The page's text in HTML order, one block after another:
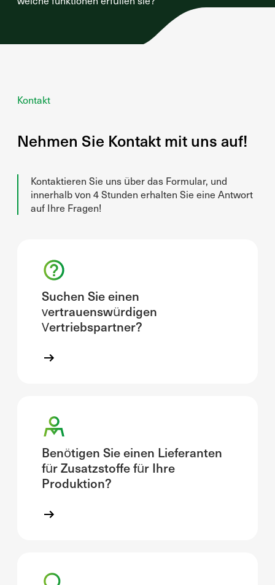
Kontakt
Nehmen Sie Kontakt mit uns auf!
Kontaktieren Sie uns über das Formular, und
innerhalb von 4 Stunden erhalten Sie eine Antwort
auf Ihre Fragen!
Suchen Sie einen
vertrauenswürdigen
Vertriebspartner?
Benötigen Sie einen Lieferanten
für Zusatzstoffe für Ihre
Produktion?